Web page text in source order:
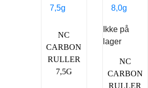
NC
CARBON
RULLER
7,5G
Ikke på
lager
NC
CARBON
RULLER